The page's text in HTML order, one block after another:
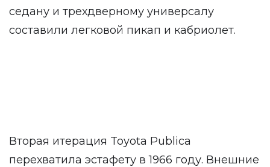
седану и трехдверному универсалу
составили легковой пикап и кабриолет.
Вторая итерация Toyota Publica
перехватила эстафету в 1966 году. Внешние